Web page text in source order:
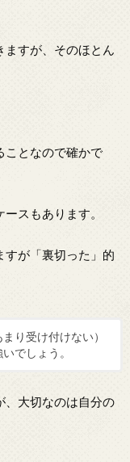
ますが、そのほとん
ことなので確かで
スもあります。
すが「裏切った」的
り受け付けない）
でしょう。
、大切なのは自分の